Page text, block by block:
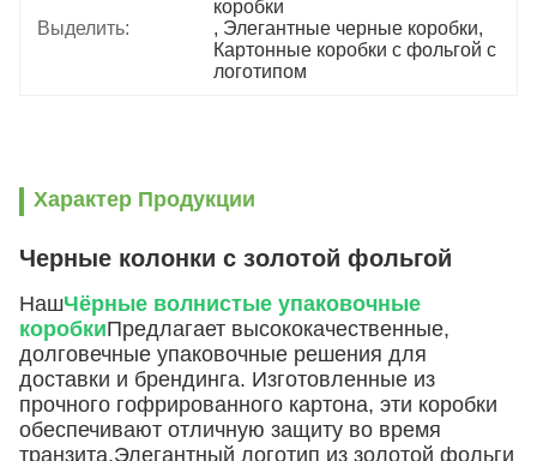
Выделить:
коробки
, Элегантные черные коробки,
Картонные коробки с фольгой с
логотипом
Характер Продукции
Черные колонки с золотой фольгой
НашЧёрные волнистые упаковочные
коробкиПредлагает высококачественные,
долговечные упаковочные решения для
доставки и брендинга. Изготовленные из
прочного гофрированного картона, эти коробки
обеспечивают отличную защиту во время
транзита.Элегантный логотип из золотой фольги